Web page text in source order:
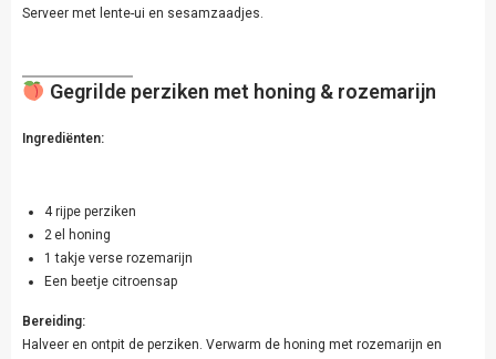
Serveer met lente-ui en sesamzaadjes.
Gegrilde perziken met honing & rozemarijn
Ingrediënten:
4 rijpe perziken
2 el honing
1 takje verse rozemarijn
Een beetje citroensap
Bereiding:
Halveer en ontpit de perziken. Verwarm de honing met rozemarijn en